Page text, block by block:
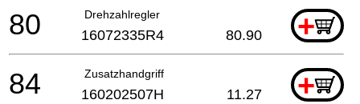
Drehzahlregler +
80 16072335R4 80.90
Zusatzhandgriff +
84 160202507H 11.27